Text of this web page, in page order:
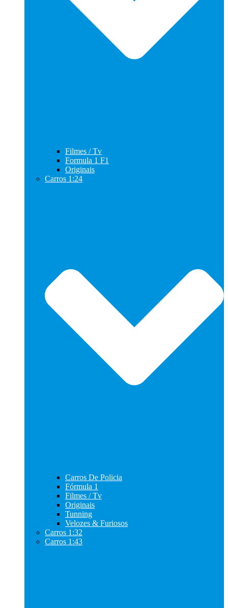
Filmes / Tv
Formula 1 F1
Originais
Carros 1:24
Carros De Policia
Fórmula 1
Filmes / Tv
Originais
Tunning
Velozes & Furiosos
Carros 1:32
Carros 1:43